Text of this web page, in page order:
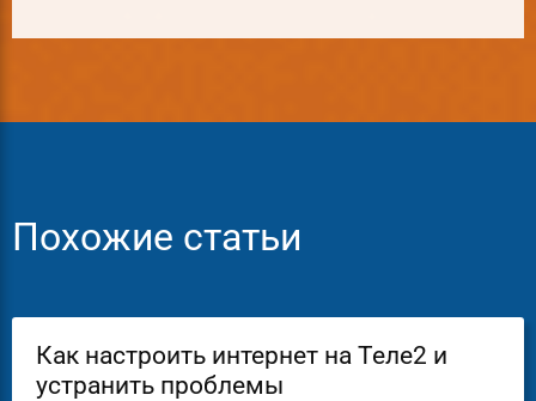
Похожие статьи
Как настроить интернет на Теле2 и
устранить проблемы